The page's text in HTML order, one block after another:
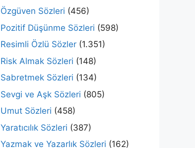
Özgüven Sözleri (456)
Pozitif Düşünme Sözleri (598)
Resimli Özlü Sözler (1.351)
Risk Almak Sözleri (148)
Sabretmek Sözleri (134)
Sevgi ve Aşk Sözleri (805)
Umut Sözleri (458)
Yaratıcılık Sözleri (387)
Yazmak ve Yazarlık Sözleri (162)